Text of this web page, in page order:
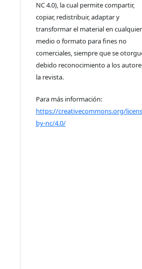
NC 4.0), la cual permite compartir,
copiar, redistribuir, adaptar y
transformar el material en cualquier
medio o formato para fines no
comerciales, siempre que se
debido reconocimiento a los
la revista.
Para más información:
https://creativecommons.org/
by-nc/4.0/